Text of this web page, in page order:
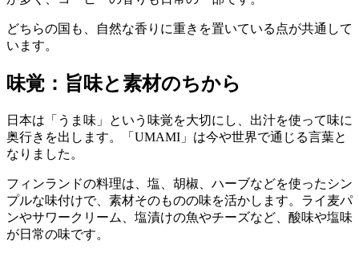
どちらの国も、自然な香りに重きを置いている点が共通して
います。
味覚：旨味と素材のちから
日本は「うま味」という味覚を大切にし、出汁を使って味に
奥行きを出します。「UMAMI」は今や世界で通じる言葉と
なりました。
フィンランドの料理は、塩、胡椒、ハーブなどを使ったシン
プルな味付けで、素材そのものの味を活かします。ライ麦パ
ンやサワークリーム、塩漬けの魚やチーズなど、酸味や塩味
が日常の味です。